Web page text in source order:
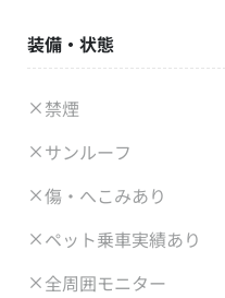
装備・状態
禁煙
サンルーフ
傷・へこみあり
ペット乗車実績あり
全周囲モニター